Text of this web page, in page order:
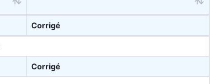
Corrigé
Corrigé